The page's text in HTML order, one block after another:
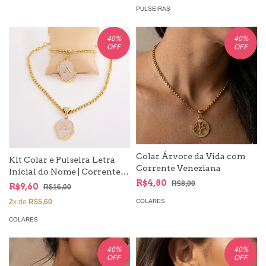
PULSEIRAS
40%
OFF
Kit Colar e Pulseira Letra
Inicial do Nome | Corrente
Veneziana
R$9,60
R$16,00
2x de R$5,60
COLARES
40%
OFF
Colar Árvore da Vida com
Corrente Veneziana
R$4,80
R$8,00
COLARES
40%
OFF
40%
OFF